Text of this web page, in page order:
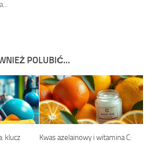
POLUBIĆ…
klucz
Kwas azelainowy i witamina C: